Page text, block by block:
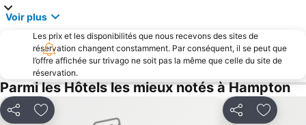
Voir plus
Les prix et les disponibilités que nous recevons des sites de
réservation changent constamment. Par conséquent, il se peut que
l’offre affichée sur trivago ne soit pas la même que celle du site de
réservation.
Parmi les Hôtels les mieux notés à Hampton
PartagerAjouter à mes favoris PartagerAjouter